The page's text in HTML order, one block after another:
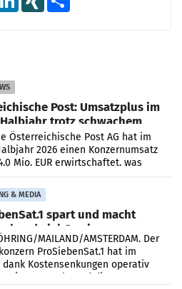
Post: Umsatzplus im
trotz schwachem
Österreichische Post AG hat im
2026 einen Konzernumsatz
Mio. EUR erwirtschaftet, was
von 3,8 Prozent gegenüber dem
& MEDIA
spart und macht
viel Gewinn
MAILAND/AMSTERDAM. Der
ProSiebenSat.1 hat im
dank Kostensenkungen operativ
gemacht und die